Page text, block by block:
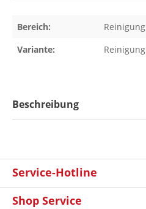
Bereich:
Reinigung
Variante:
Reinigung
Beschreibung
Service-Hotline
Shop Service